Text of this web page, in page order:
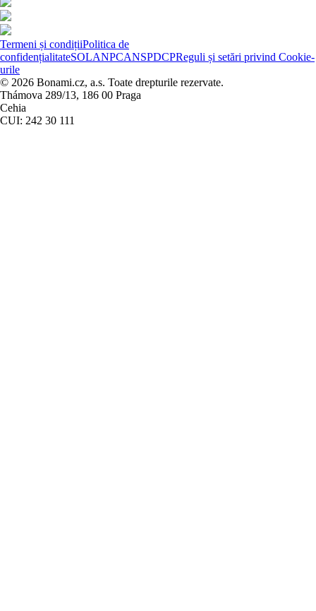
Termeni și condițiiPolitica de
confidențialitateSOLANPCANSPDCPReguli și setări privind Cookie-
urile
© 2026 Bonami.cz, a.s. Toate drepturile rezervate.
Thámova 289/13, 186 00 Praga
Cehia
CUI: 242 30 111